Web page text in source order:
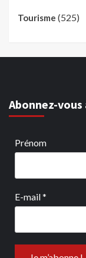
Tourisme (525)
Abonnez-
Prénom
E-mail*